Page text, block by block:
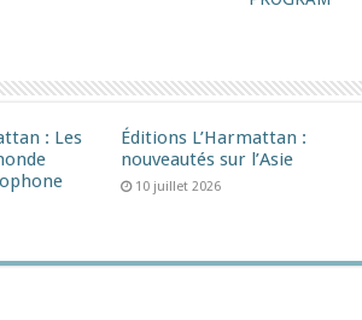
: Les
Éditions L’Harmattan :
nouveautés sur l’Asie
10 juillet 2026